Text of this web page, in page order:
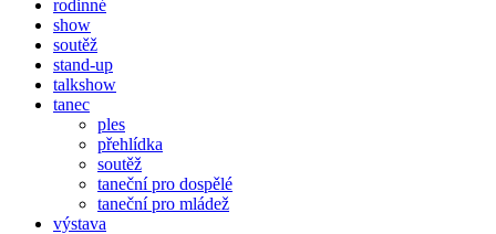
rodinné
show
soutěž
stand-up
talkshow
tanec
ples
přehlídka
soutěž
taneční pro dospělé
taneční pro mládež
výstava